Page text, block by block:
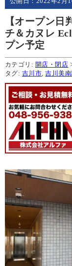
【オープン日
チ＆カヌレ
プン予定
カテゴリ: 開店・閉店
タグ: 吉川市,吉川美